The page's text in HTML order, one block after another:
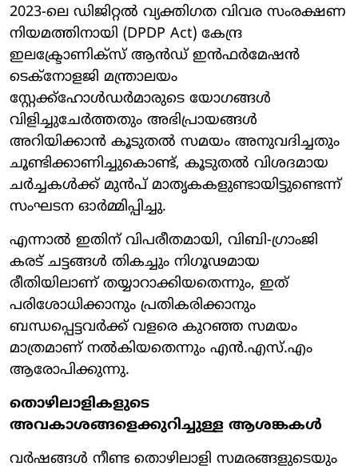
2023-ലെ ഡിജിറ്റൽ വ്യക്തിഗത വിവര സംരക്ഷണ
നിയമത്തിനായി (DPDP Act) കേന്ദ്ര
ഇലക്ട്രോണിക്സ് ആൻഡ് ഇൻഫർമേഷൻ
ടെക്നോളജി മന്ത്രാലയം
സ്റ്റേക്ക്ഹോൾഡർമാരുടെ യോഗങ്ങൾ
വിളിച്ചുചേർത്തതും അഭിപ്രായങ്ങൾ
അറിയിക്കാൻ കൂടുതൽ സമയം അനുവദിച്ചതും
ചൂണ്ടിക്കാണിച്ചുകൊണ്ട്, കൂടുതൽ വിശദമായ
ചർച്ചകൾക്ക് മുൻപ് മാതൃകകളുണ്ടായിട്ടുണ്ടെന്ന്
സംഘടന ഓർമ്മിപ്പിച്ചു.
എന്നാൽ ഇതിന് വിപരീതമായി, വിബി-ഗ്രാംജി
കരട് ചട്ടങ്ങൾ തികച്ചും നിഗൂഢമായ
രീതിയിലാണ് തയ്യാറാക്കിയതെന്നും, ഇത്
പരിശോധിക്കാനും പ്രതികരിക്കാനും
ബന്ധപ്പെട്ടവർക്ക് വളരെ കുറഞ്ഞ സമയം
മാത്രമാണ് നൽകിയതെന്നും എൻ.എസ്.എം
ആരോപിക്കുന്നു.
തൊഴിലാളികളുടെ
അവകാശങ്ങളെക്കുറിച്ചുള്ള ആശങ്കകൾ
വർഷങ്ങൾ നീണ്ട തൊഴിലാളി സമരങ്ങളുടെയും